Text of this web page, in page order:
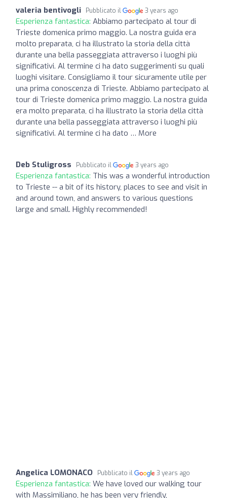
valeria bentivogli Pubblicato il 3 years ago
Esperienza fantastica: Abbiamo partecipato al tour di
Trieste domenica primo maggio. La nostra guida era
molto preparata, ci ha illustrato la storia della città
durante una bella passeggiata attraverso i luoghi più
significativi. Al termine ci ha dato suggerimenti su quali
luoghi visitare. Consigliamo il tour sicuramente utile per
una prima conoscenza di Trieste. Abbiamo partecipato al
tour di Trieste domenica primo maggio. La nostra guida
era molto preparata, ci ha illustrato la storia della città
durante una bella passeggiata attraverso i luoghi più
significativi. Al termine ci ha dato … More
Deb Stuligross Pubblicato il 3 years ago
Esperienza fantastica: This was a wonderful introduction
to Trieste -- a bit of its history, places to see and visit in
and around town, and answers to various questions
large and small. Highly recommended!
Angelica LOMONACO Pubblicato il 3 years ago
Esperienza fantastica: We have loved our walking tour
with Massimiliano, he has been very friendly,